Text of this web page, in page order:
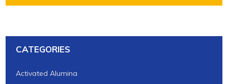
CATEGORIES
Activated Alumina